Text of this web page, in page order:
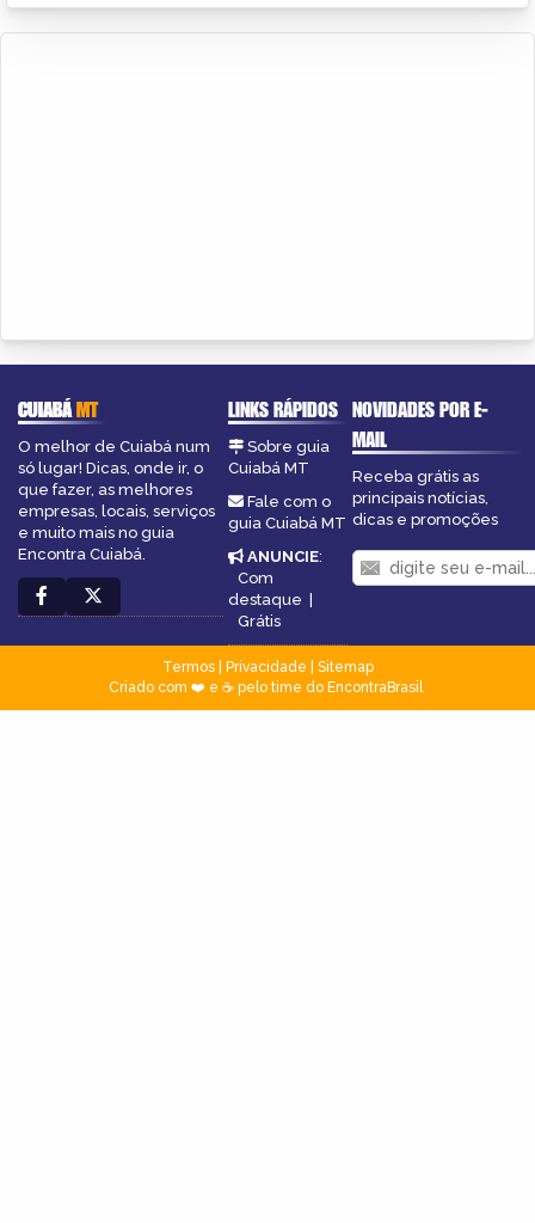
CUIABÁMT
O melhor de Cuiabá num
só lugar! Dicas, onde ir, o
que fazer, as melhores
empresas, locais, serviços
e muito mais no guia
Encontra Cuiabá.
LINKS RÁPIDOS
Sobre guia
Cuiabá MT
Fale com o
guia Cuiabá MT
ANUNCIE:
Com
destaque |
Grátis
NOVIDADES POR E-
MAIL
Receba grátis as
principais notícias,
dicas e promoções
Termos| Privacidade
Sitemap
Criado com ❤️ e ☕ pelo time do EncontraBrasil